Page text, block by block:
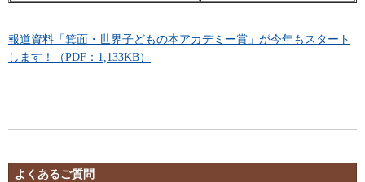
報道資料「箕面・世界子どもの本アカデミー賞」が今年もスタート
します！（PDF：1,133KB）
よくあるご質問